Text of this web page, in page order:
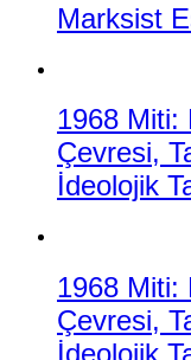
Marksist
1968 Miti:
Çevresi,
İdeolojik
1968 Miti:
Çevresi,